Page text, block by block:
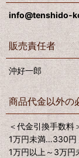
info@tenshido-
販売責任者
沖好一郎
商品代金以外の
＜代金引換手数料
1万円未満…330円
1万円以上～3万